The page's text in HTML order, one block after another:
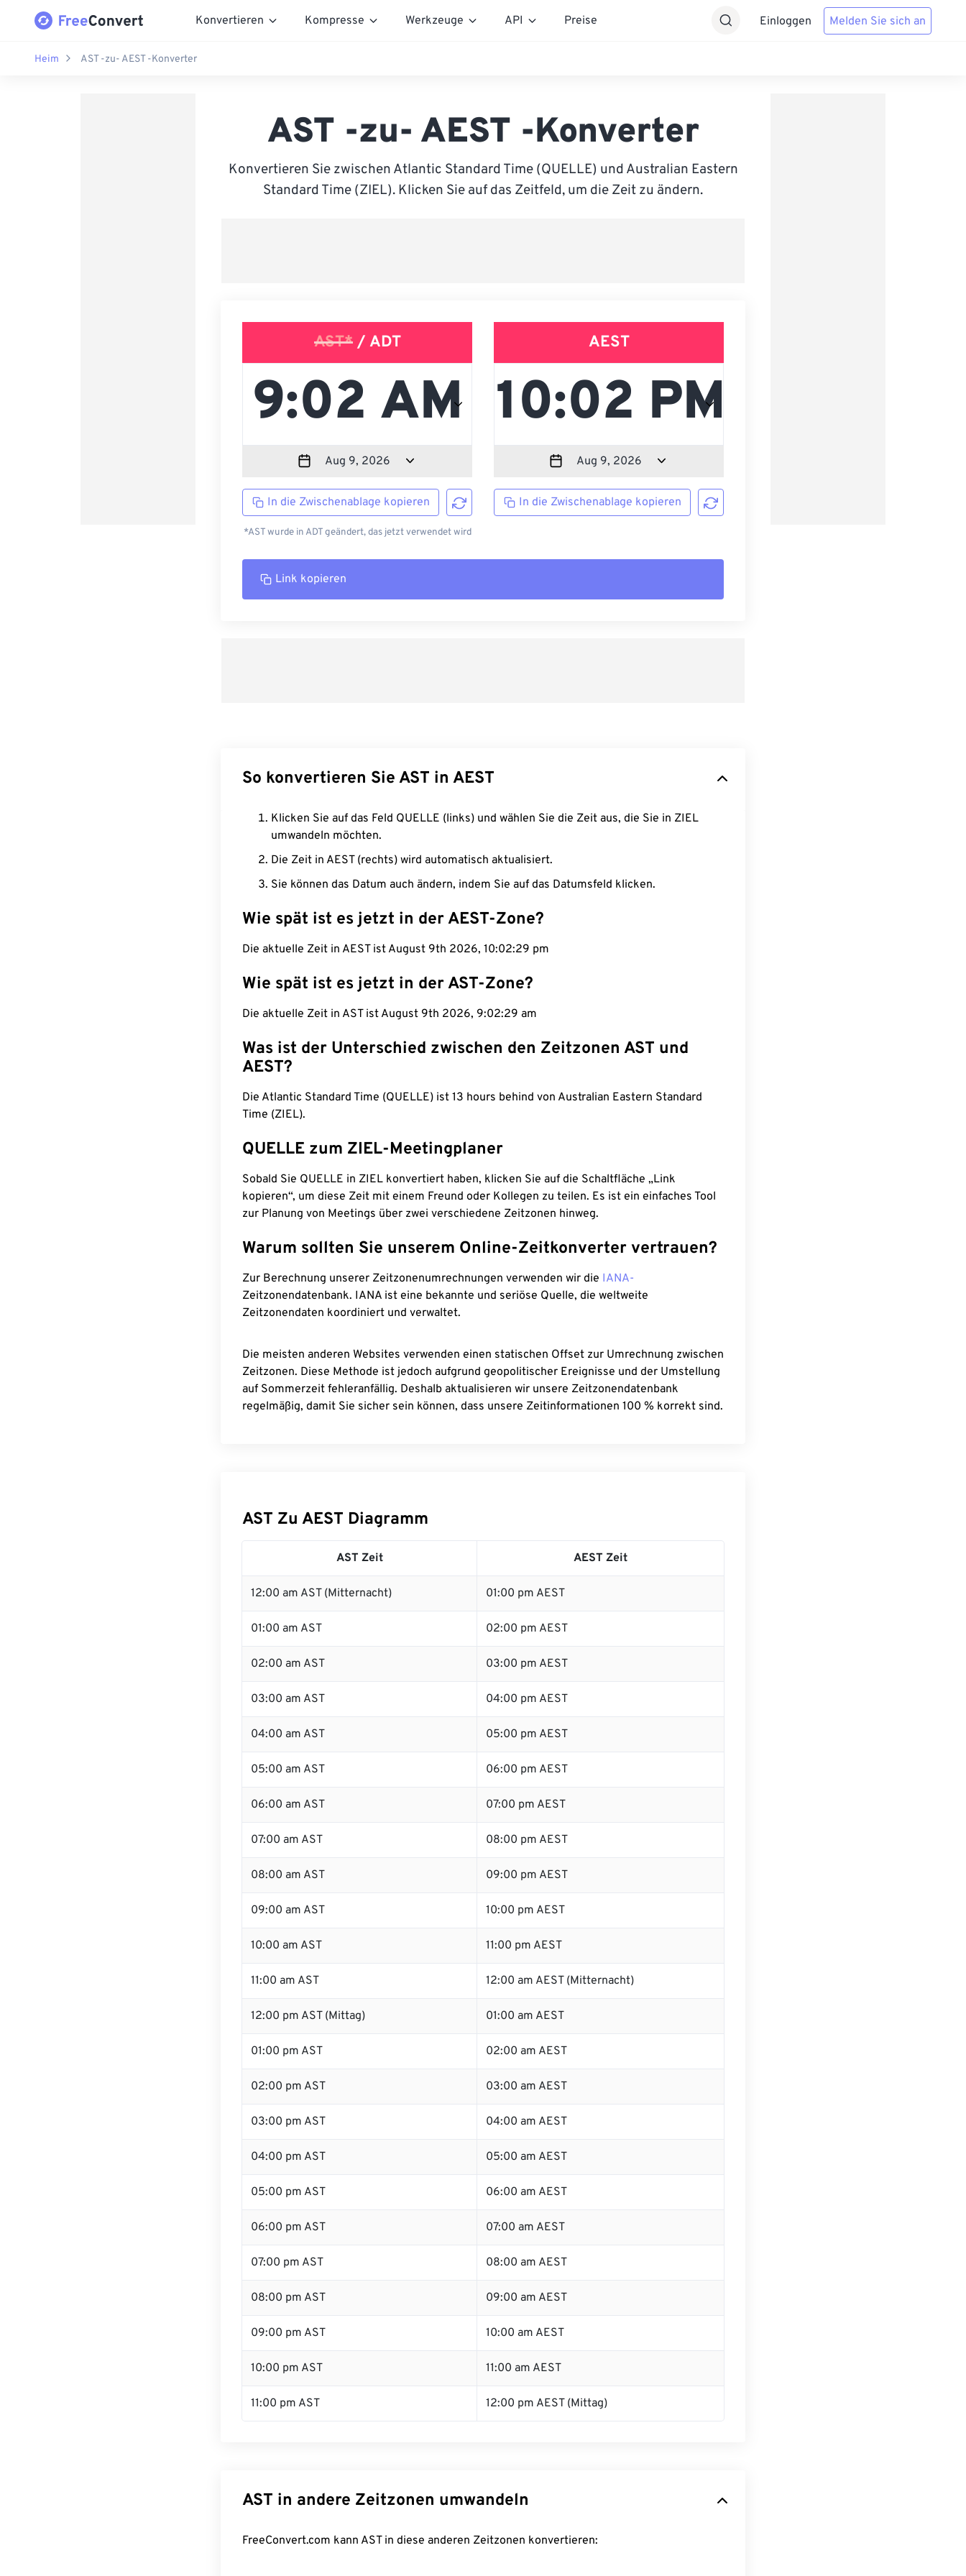
Konvertieren Kompresse Werkzeuge API Preise Einloggen Melden Sie sich an
Heim AST -zu- AEST -Konverter
AST -zu- AEST -Konverter
Konvertieren Sie zwischen Atlantic Standard Time (QUELLE) und Australian Eastern
Standard Time (ZIEL). Klicken Sie auf das Zeitfeld, um die Zeit zu ändern.
AST*/ ADT
In die Zwischenablage kopieren
*AST wurde in ADT geändert, das jetzt verwendet wird
AEST
In die Zwischenablage kopieren
Link kopieren
So konvertieren Sie AST in AEST
Klicken Sie auf das Feld QUELLE (links) und wählen Sie die Zeit aus, die Sie in ZIEL
umwandeln möchten.
Die Zeit in AEST (rechts) wird automatisch aktualisiert.
Sie können das Datum auch ändern, indem Sie auf das Datumsfeld klicken.
Wie spät ist es jetzt in der AEST-Zone?
Die aktuelle Zeit in AEST ist August 9th 2026, 10:02:30 pm
Wie spät ist es jetzt in der AST-Zone?
Die aktuelle Zeit in AST ist August 9th 2026, 9:02:30 am
Was ist der Unterschied zwischen den Zeitzonen AST und
AEST?
Die Atlantic Standard Time (QUELLE) ist 13 hours behind von Australian Eastern Standard
Time (ZIEL).
QUELLE zum ZIEL-Meetingplaner
Sobald Sie QUELLE in ZIEL konvertiert haben, klicken Sie auf die Schaltfläche „Link
kopieren“, um diese Zeit mit einem Freund oder Kollegen zu teilen. Es ist ein einfaches Tool
zur Planung von Meetings über zwei verschiedene Zeitzonen hinweg.
Warum sollten Sie unserem Online-Zeitkonverter vertrauen?
Zur Berechnung unserer Zeitzonenumrechnungen verwenden wir die IANA-
Zeitzonendatenbank. IANA ist eine bekannte und seriöse Quelle, die weltweite
Zeitzonendaten koordiniert und verwaltet.
Die meisten anderen Websites verwenden einen statischen Offset zur Umrechnung zwischen
Zeitzonen. Diese Methode ist jedoch aufgrund geopolitischer Ereignisse und der Umstellung
auf Sommerzeit fehleranfällig. Deshalb aktualisieren wir unsere Zeitzonendatenbank
regelmäßig, damit Sie sicher sein können, dass unsere Zeitinformationen 100 % korrekt sind.
AST Zu AEST Diagramm
AST Zeit AEST Zeit
12:00 am AST (Mitternacht) 01:00 pm AEST
01:00 am AST 02:00 pm AEST
02:00 am AST 03:00 pm AEST
03:00 am AST 04:00 pm AEST
04:00 am AST 05:00 pm AEST
05:00 am AST 06:00 pm AEST
06:00 am AST 07:00 pm AEST
07:00 am AST 08:00 pm AEST
08:00 am AST 09:00 pm AEST
09:00 am AST 10:00 pm AEST
10:00 am AST 11:00 pm AEST
11:00 am AST 12:00 am AEST (Mitternacht)
12:00 pm AST (Mittag) 01:00 am AEST
01:00 pm AST 02:00 am AEST
02:00 pm AST 03:00 am AEST
03:00 pm AST 04:00 am AEST
04:00 pm AST 05:00 am AEST
05:00 pm AST 06:00 am AEST
06:00 pm AST 07:00 am AEST
07:00 pm AST 08:00 am AEST
08:00 pm AST 09:00 am AEST
09:00 pm AST 10:00 am AEST
10:00 pm AST 11:00 am AEST
11:00 pm AST 12:00 pm AEST (Mittag)
AST in andere Zeitzonen umwandeln
FreeConvert.com kann AST in diese anderen Zeitzonen konvertieren: